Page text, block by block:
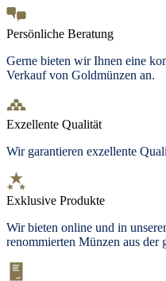
Persönliche Beratung
Gerne bieten wir Ihnen eine
Verkauf von Goldmünzen an.
Exzellente Qualität
Wir garantieren exzellente
Exklusive Produkte
Wir bieten online und in
renommierten Münzen aus der